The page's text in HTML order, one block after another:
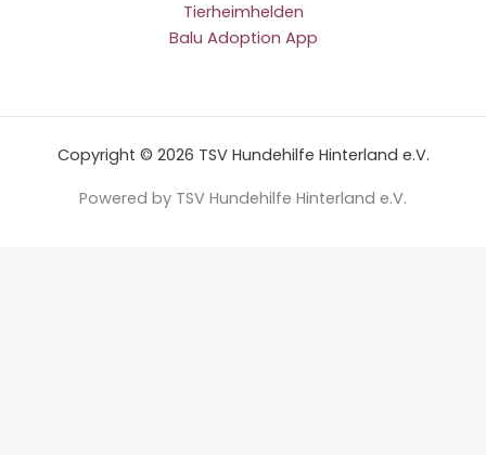
Tierheimhelden
Balu Adoption App
Copyright © 2026 TSV Hundehilfe Hinterland e.V.
Powered by TSV Hundehilfe Hinterland e.V.